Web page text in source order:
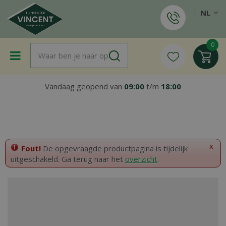
a
Vandaag geopend van 09:00 t/m 18:00
NL
x
Fout! De opgevraagde productpagina is tijdelijk
uitgeschakeld. Ga terug naar het overzicht.